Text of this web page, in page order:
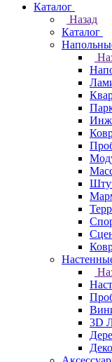
Каталог
Назад
Каталог
3D